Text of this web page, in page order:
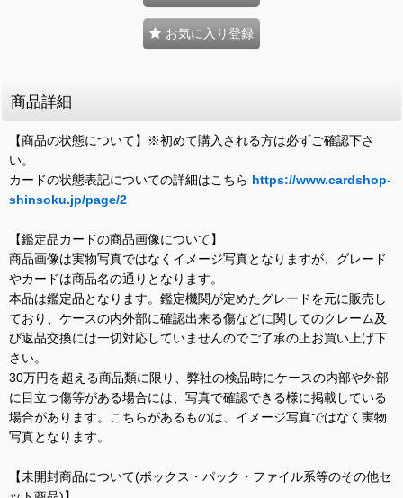
お気に入り登録
商品詳細
【商品の状態について】※初めて購入される方は必ずご確認下さ
い。
カードの状態表記についての詳細はこちら https://www.cardshop-
shinsoku.jp/page/2
【鑑定品カードの商品画像について】
商品画像は実物写真ではなくイメージ写真となりますが、グレード
やカードは商品名の通りとなります。
本品は鑑定品となります。鑑定機関が定めたグレードを元に販売し
ており、ケースの内外部に確認出来る傷などに関してのクレーム及
び返品交換には一切対応していませんのでご了承の上お買い上げ下
さい。
30万円を超える商品類に限り、弊社の検品時にケースの内部や外部
に目立つ傷等がある場合には、写真で確認できる様に掲載している
場合があります。こちらがあるものは、イメージ写真ではなく実物
写真となります。
【未開封商品について(ボックス・パック・ファイル系等のその他セ